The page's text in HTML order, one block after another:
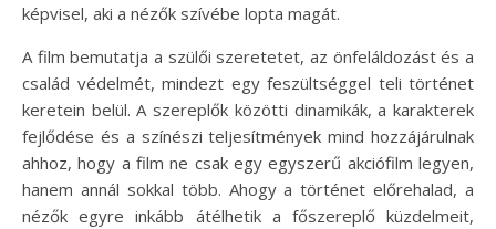
képvisel, aki a nézők szívébe lopta magát.
A film bemutatja a szülői szeretetet, az önfeláldozást és a
család védelmét, mindezt egy feszültséggel teli történet
keretein belül. A szereplők közötti dinamikák, a karakterek
fejlődése és a színészi teljesítmények mind hozzájárulnak
ahhoz, hogy a film ne csak egy egyszerű akciófilm legyen,
hanem annál sokkal több. Ahogy a történet előrehalad, a
nézők egyre inkább átélhetik a főszereplő küzdelmeit,